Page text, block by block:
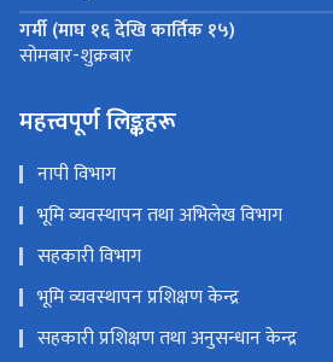
गर्मी (माघ १६ देखि कार्तिक १५)
सोमबार-शुक्रबार
महत्त्वपूर्ण लिङ्कहरू
नापी विभाग
भूमि व्यवस्थापन तथा अभिलेख विभाग
सहकारी विभाग
भूमि व्यवस्थापन प्रशिक्षण केन्द्र
सहकारी प्रशिक्षण तथा अनुसन्धान केन्द्र